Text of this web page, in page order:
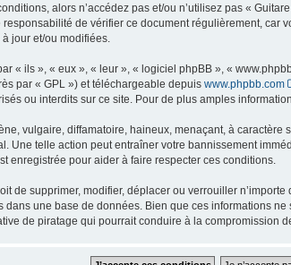
alors n’accédez pas et/ou n’utilisez pas «
de vérifier ce document régulièrement,
jour et/ou modifiées.
« ils », « eux », « leur », « logiciel phpBB », «
par « GPL ») et téléchargeable depuis www.phpbb.com
ou interdits sur ce site. Pour de plus amples
vulgaire, diffamatoire, haineux, menaçant, à
Une telle action peut entraîner votre bannissement
enregistrée pour aider à faire respecter ces conditions.
de supprimer, modifier, déplacer ou verrouiller
une base de données. Bien que ces informations
de piratage qui pourrait conduire à la compromission